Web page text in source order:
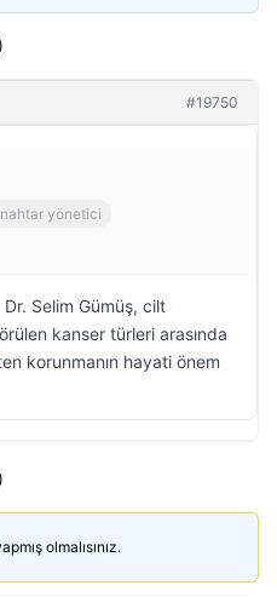
#19750
yönetici
Selim Gümüş, cilt
kanser türleri arasında
korunmanın hayati önem
olmalısınız.